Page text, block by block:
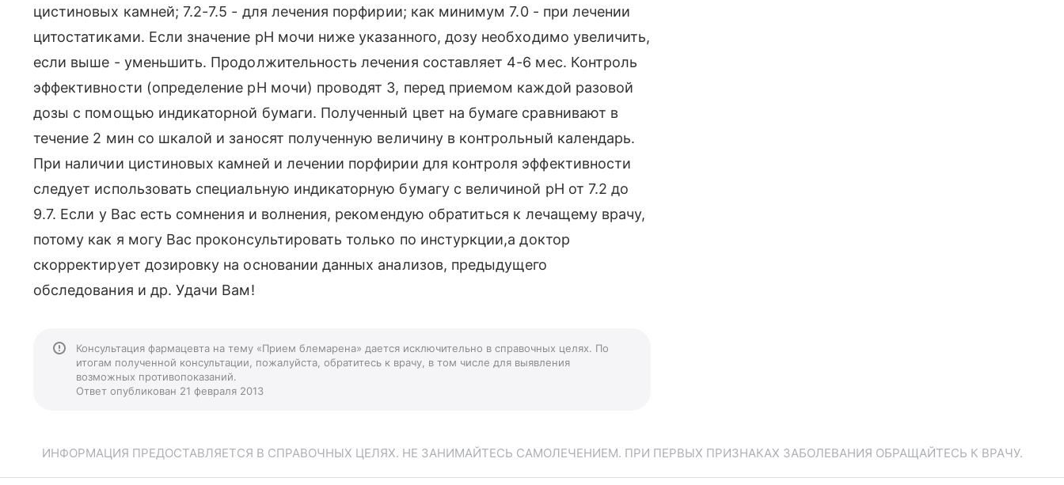
цистиновых камней; 7.2-7.5 - для лечения порфирии; как минимум 7.0 - при лечении
цитостатиками. Если значение рН мочи ниже указанного, дозу необходимо увеличить,
если выше - уменьшить. Продолжительность лечения составляет 4-6 мес. Контроль
эффективности (определение рН мочи) проводят 3, перед приемом каждой разовой
дозы с помощью индикаторной бумаги. Полученный цвет на бумаге сравнивают в
течение 2 мин со шкалой и заносят полученную величину в контрольный календарь.
При наличии цистиновых камней и лечении порфирии для контроля эффективности
следует использовать специальную индикаторную бумагу с величиной рН от 7.2 до
9.7. Если у Вас есть сомнения и волнения, рекомендую обратиться к лечащему врачу,
потому как я могу Вас проконсультировать только по инстуркции,а доктор
скорректирует дозировку на основании данных анализов, предыдущего
обследования и др. Удачи Вам!
Консультация фармацевта на тему «Прием блемарена» дается исключительно в справочных целях. По
итогам полученной консультации, пожалуйста, обратитесь к врачу, в том числе для выявления
возможных противопоказаний.
Ответ опубликован 21 февраля 2013
ИНФОРМАЦИЯ ПРЕДОСТАВЛЯЕТСЯ В СПРАВОЧНЫХ ЦЕЛЯХ. НЕ ЗАНИМАЙТЕСЬ САМОЛЕЧЕНИЕМ. ПРИ ПЕРВЫХ ПРИЗНАКАХ ЗАБОЛЕВАНИЯ ОБРАЩАЙТЕСЬ К ВРАЧУ.